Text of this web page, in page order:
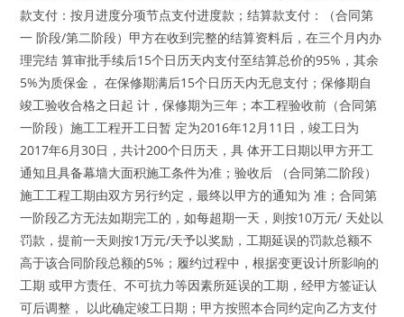
款支付：按月进度分项节点支付进度款；结算款支付：（合同第
一 阶段/第二阶段）甲方在收到完整的结算资料后，在三个月内办
理完结 算审批手续后15个日历天内支付至结算总价的95%，其余
5%为质保金， 在保修期满后15个日历天内无息支付；保修期自
竣工验收合格之日起 计，保修期为三年；本工程验收前（合同第
一阶段）施工工程开工日暂 定为2016年12月11日，竣工日为
2017年6月30日，共计200个日历天，具 体开工日期以甲方开工
通知且具备幕墙大面积施工条件为准；验收后 （合同第二阶段）
施工工程工期由双方另行约定，最终以甲方的通知为 准；合同第
一阶段乙方无法如期完工的，如每超期一天，则按10万元/ 天处以
罚款，提前一天则按1万元/天予以奖励，工期延误的罚款总额不
高于该合同阶段总额的5%；履约过程中，根据变更设计所影响的
工期 或甲方责任、不可抗力等因素所延误的工期，经甲方签证认
可后调整， 以此确定竣工日期；甲方按照本合同约定向乙方支付